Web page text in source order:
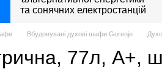
та сонячних електростанцій
Вбудовувані духові шафи Gorenje
77л, A+,